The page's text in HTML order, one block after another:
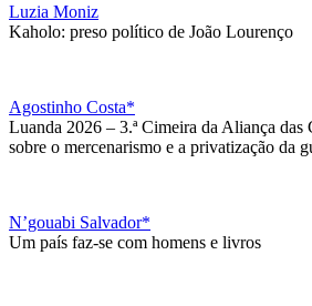
Luzia Moniz
Kaholo: preso político de João Lourenço
Agostinho Costa*
Luanda 2026 – 3.ª Cimeira da Aliança
sobre o mercenarismo e a privatização da
N’gouabi Salvador*
Um país faz-se com homens e livros